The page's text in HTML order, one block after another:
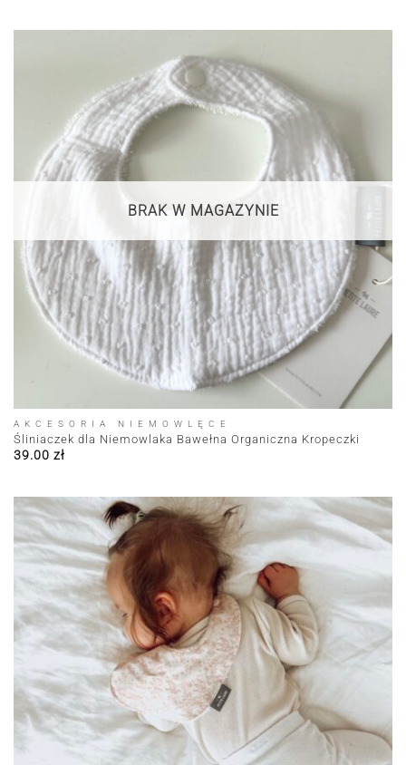
BRAK W MAGAZYNIE
AKCESORIA NIEMOWLĘCE
Śliniaczek dla Niemowlaka Bawełna Organiczna Kropeczki
39.00 zł